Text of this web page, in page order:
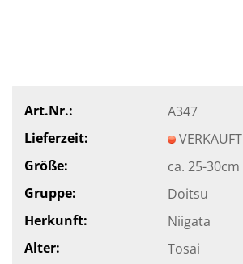
Art.Nr.:
A347
Lieferzeit:
VERKAUFT
Größe:
ca. 25-30cm
Gruppe:
Doitsu
Herkunft:
Niigata
Alter:
Tosai